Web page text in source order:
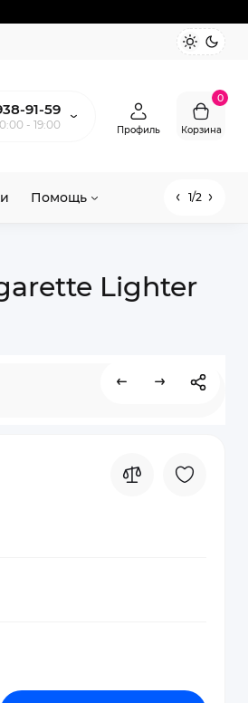
91-59
- 19:00
Профиль
0
Корзина
Помощь 1/2
Lighter